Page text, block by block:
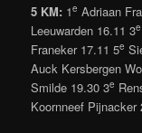
5 KM: 1e Adriaan
Leeuwarden 16.11 3e
Franeker 17.11 5e
Auck Kersbergen
Smilde 19.30 3e
Koornneef Pijnacker